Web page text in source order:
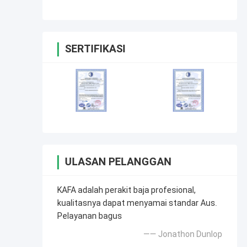
SERTIFIKASI
ULASAN PELANGGAN
KAFA adalah perakit baja profesional,
kualitasnya dapat menyamai standar Aus.
Pelayanan bagus
—— Jonathon Dunlop